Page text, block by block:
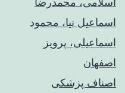
اسماعیل نیا، محمود
اسماعیلی، پرویز
اصفهان
اصناف پزشکی